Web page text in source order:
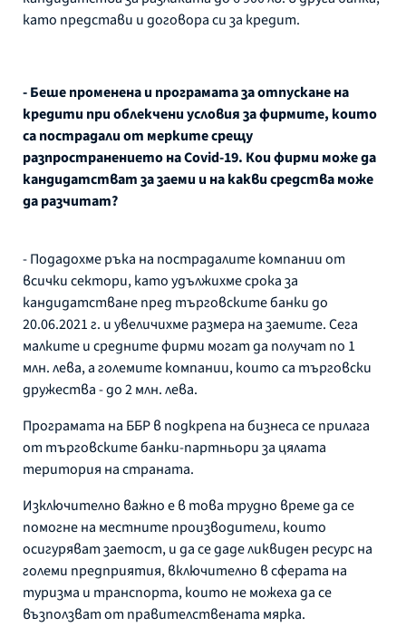
като представи и договора си за кредит.
- Беше променена и програмата за отпускане на
кредити при облекчени условия за фирмите, които
са пострадали от мерките срещу
разпространението на Covid-19. Кои фирми може да
кандидатстват за заеми и на какви средства може
да разчитат?
- Подадохме ръка на пострадалите компании от
всички сектори, като удължихме срока за
кандидатстване пред търговските банки до
20.06.2021 г. и увеличихме размера на заемите. Сега
малките и средните фирми могат да получат по 1
млн. лева, а големите компании, които са търговски
дружества - до 2 млн. лева.
Програмата на ББР в подкрепа на бизнеса се прилага
от търговските банки-партньори за цялата
територия на страната.
Изключително важно е в това трудно време да се
помогне на местните производители, които
осигуряват заетост, и да се даде ликвиден ресурс на
големи предприятия, включително в сферата на
туризма и транспорта, които не можеха да се
възползват от правителствената мярка.